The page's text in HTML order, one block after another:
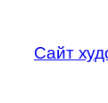
Сайт